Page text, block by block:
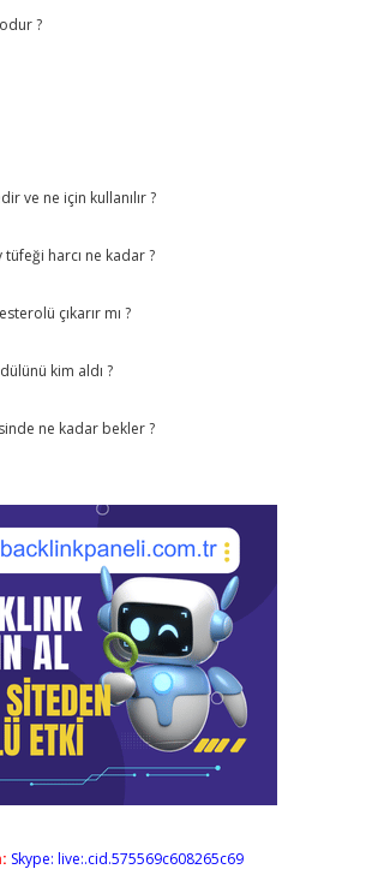
?
ve ne için kullanılır ?
tüfeği harcı ne kadar ?
çıkarır mı ?
kim aldı ?
ne kadar bekler ?
Skype: live:.cid.575569c608265c69